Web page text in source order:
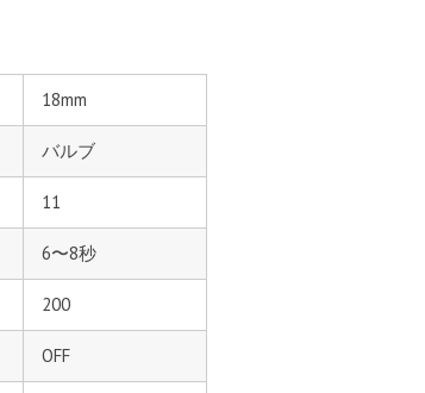
18mm
バルブ
11
6〜8秒
200
OFF